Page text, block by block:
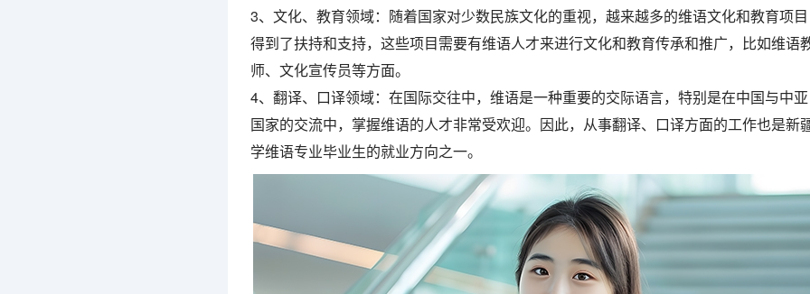
3、文化、教育领域：随着国家对少数民族文化的重视，越来越多的维语文化和教育项目
得到了扶持和支持，这些项目需要有维语人才来进行文化和教育传承和推广，比如维语
师、文化宣传员等方面。
4、翻译、口译领域：在国际交往中，维语是一种重要的交际语言，特别是在中国与中亚
国家的交流中，掌握维语的人才非常受欢迎。因此，从事翻译、口译方面的工作也是新
学维语专业毕业生的就业方向之一。